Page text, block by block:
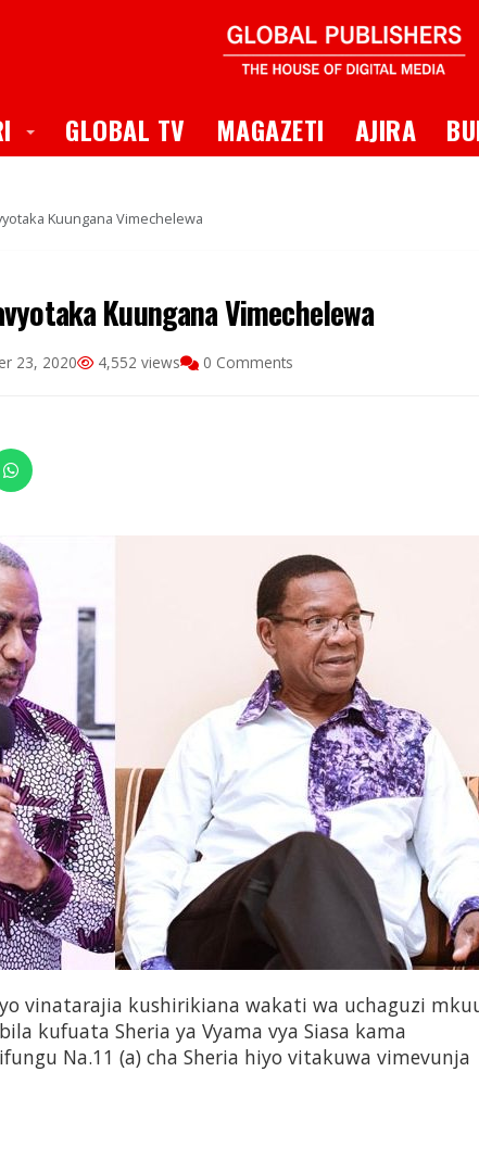
Toggle Dropdown
GLOBAL TV MAGAZETI AJIRA
Kuungana Vimechelewa
Kuungana Vimechelewa
23, 2020 4,552 views 0 Comments
vinatarajia kushirikiana wakati wa uchaguzi
kufuata Sheria ya Vyama vya Siasa kama
Na.11 (a) cha Sheria hiyo vitakuwa vimevunja